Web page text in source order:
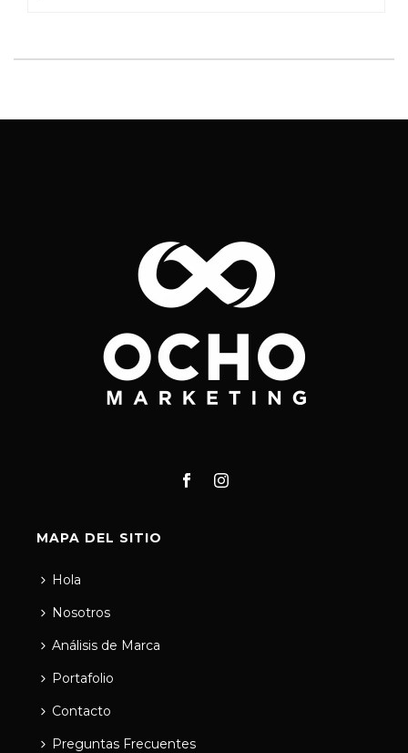
MAPA DEL SITIO
Hola
Nosotros
Análisis de Marca
Portafolio
Contacto
Preguntas Frecuentes